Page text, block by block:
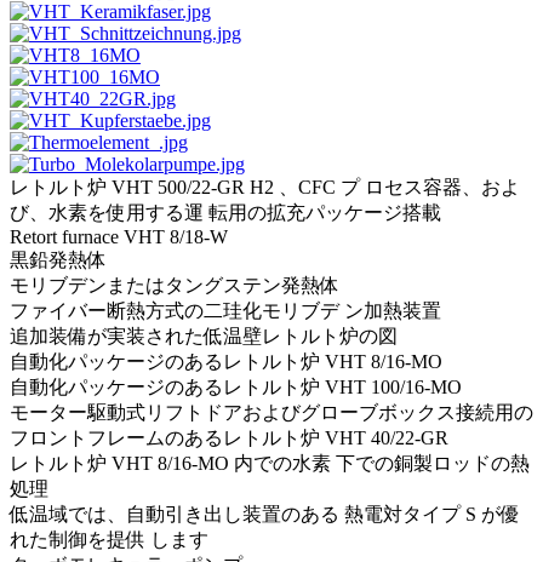
レトルト炉 VHT 500/22-GR H2 、CFC プ ロセス容器、およ
び、水素を使用する運 転用の拡充パッケージ搭載
Retort furnace VHT 8/18‑W
黒鉛発熱体
モリブデンまたはタングステン発熱体
ファイバー断熱方式の二珪化モリブデ ン加熱装置
追加装備が実装された低温壁レトルト炉の図
自動化パッケージのあるレトルト炉 VHT 8/16‑MO
自動化パッケージのあるレトルト炉 VHT 100/16‑MO
モーター駆動式リフトドアおよびグローブボックス接続用の
フロントフレームのあるレトルト炉 VHT 40/22-GR
レトルト炉 VHT 8/16-MO 内での水素 下での銅製ロッドの熱
処理
低温域では、自動引き出し装置のある 熱電対タイプ S が優
れた制御を提供 します